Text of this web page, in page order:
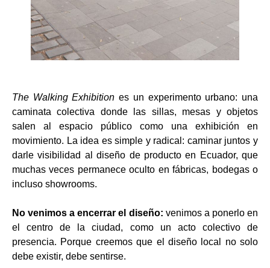
The Walking Exhibition es un experimento urbano: una
caminata colectiva donde las sillas, mesas y objetos
salen al espacio público como una exhibición en
movimiento. La idea es simple y radical: caminar juntos y
darle visibilidad al diseño de producto en Ecuador, que
muchas veces permanece oculto en fábricas, bodegas o
incluso showrooms.
No venimos a encerrar el diseño: venimos a ponerlo en
el centro de la ciudad, como un acto colectivo de
presencia. Porque creemos que el diseño local no solo
debe existir, debe sentirse.